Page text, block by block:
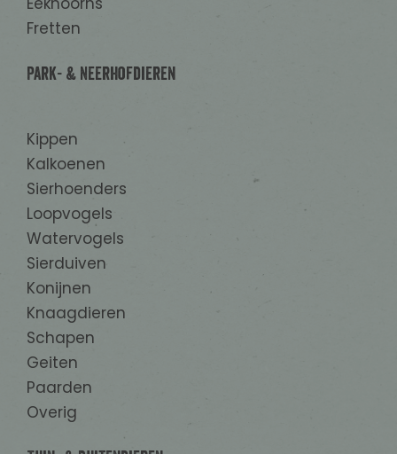
Fretten
Park- & Neerhofdieren
Kippen
Kalkoenen
Sierhoenders
Loopvogels
Watervogels
Sierduiven
Konijnen
Knaagdieren
Schapen
Geiten
Paarden
Overig